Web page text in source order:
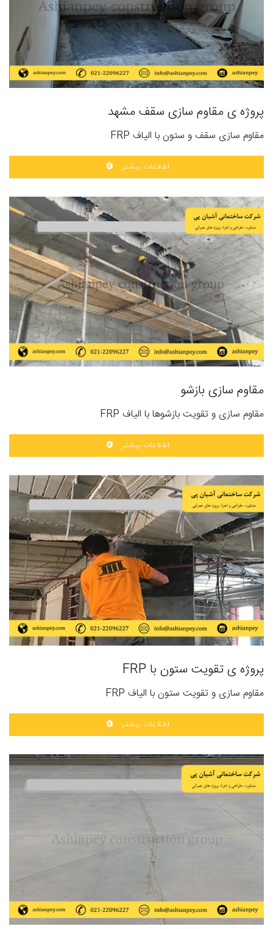
پروژه ی مقاوم سازی سقف مشهد
مقاوم سازی سقف و ستون با الیاف FRP
اطلاعات بیشتر
مقاوم سازی بازشو
مقاوم سازی و تقویت بازشوها با الیاف FRP
اطلاعات بیشتر
پروژه ی تقویت ستون با FRP
مقاوم سازی و تقویت ستون با الیاف FRP
اطلاعات بیشتر